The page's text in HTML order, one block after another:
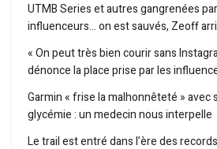
UTMB Series et autres gangrenées
influenceurs… on est sauvés, Zeoff
« On peut très bien courir sans
dénonce la place prise par les
Garmin « frise la malhonnêteté » avec
glycémie : un medecin nous interpelle
Le trail est entré dans l’ère des